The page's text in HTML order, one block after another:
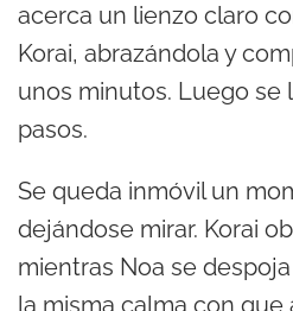
acerca un lienzo claro
Korai, abrazándola y
unos minutos. Luego se
pasos.
Se queda inmóvil un
dejándose mirar. Korai
mientras Noa se